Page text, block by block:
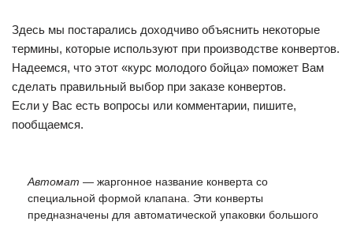
Здесь мы постарались доходчиво объяснить некоторые
термины, которые используют при производстве конвертов.
Надеемся, что этот «курс молодого бойца» поможет Вам
сделать правильный выбор при заказе конвертов.
Если у Вас есть вопросы или комментарии, пишите,
пообщаемся.
Автомат — жаргонное название конверта со
специальной формой клапана. Эти конверты
предназначены для автоматической упаковки большого